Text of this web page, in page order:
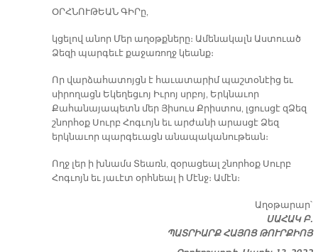
ՕՐՀՆՈՒԹԵԱՆ ԳԻՐը,
կցելով անոր Մեր աղօթքները։ Ամենակալն Աստուած
Ձեզի պարգեւէ քաջառողջ կեանք։
Որ վարձահատոյցն է հաւատարիմ պաշտօնէից եւ
սիրողացն Եկեղեցւոյ Իւրոյ սրբոյ, Երկնաւոր
Քահանայապետն մեր Յիսուս Քրիստոս, լցուսցէ զՁեզ
շնորհօք Սուրբ Հոգւոյն եւ արժանի արասցէ Ձեզ
երկնաւոր պարգեւացն անապականութեան։
Ողջ լեր ի խնամս Տեառն, զօրացեալ շնորհօք Սուրբ
Հոգւոյն եւ յաւէտ օրհնեալ ի Մէնջ։ Ամէն։
Աղօթարար՝
ՍԱՀԱԿ Բ.
ՊԱՏՐԻԱՐՔ ՀԱՅՈՑ ԹՈՒՐՔԻՈՅ